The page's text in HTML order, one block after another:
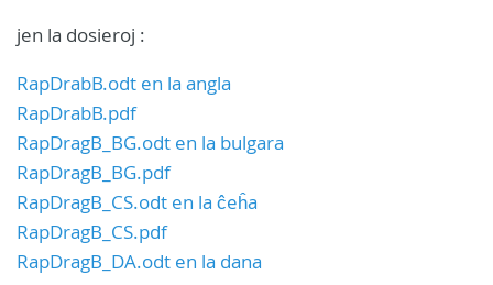
jen la dosieroj :
RapDrabB.odt en la angla
RapDrabB.pdf
RapDragB_BG.odt en la bulgara
RapDragB_BG.pdf
RapDragB_CS.odt en la ĉeĥa
RapDragB_CS.pdf
RapDragB_DA.odt en la dana